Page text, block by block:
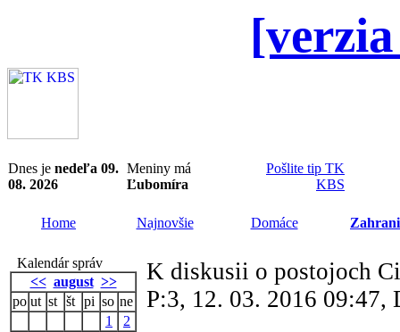
Dnes je nedeľa 09.
08. 2026
Meniny má
Ľubomíra
Pošlite tip TK
KBS
Home Najnovšie Domáce
Kalendár správ
<< august >>
po ut st št pi so ne
1
2
K diskusii o postojoch
P:3, 12. 03. 2016 09:47,